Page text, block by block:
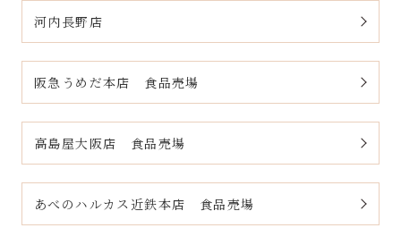
河内長野店
阪急うめだ本店 食品売場
高島屋大阪店 食品売場
あべのハルカス近鉄本店 食品売場